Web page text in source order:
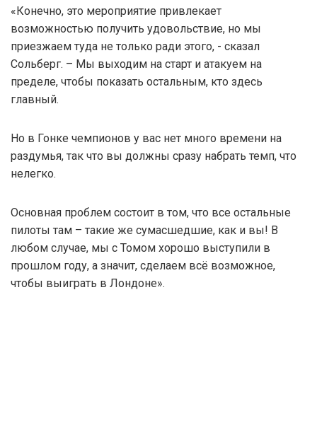
«Конечно, это мероприятие привлекает
возможностью получить удовольствие, но мы
приезжаем туда не только ради этого, - сказал
Сольберг. – Мы выходим на старт и атакуем на
пределе, чтобы показать остальным, кто здесь
главный.
Но в Гонке чемпионов у вас нет много времени на
раздумья, так что вы должны сразу набрать темп, что
нелегко.
Основная проблем состоит в том, что все остальные
пилоты там – такие же сумасшедшие, как и вы! В
любом случае, мы с Томом хорошо выступили в
прошлом году, а значит, сделаем всё возможное,
чтобы выиграть в Лондоне».